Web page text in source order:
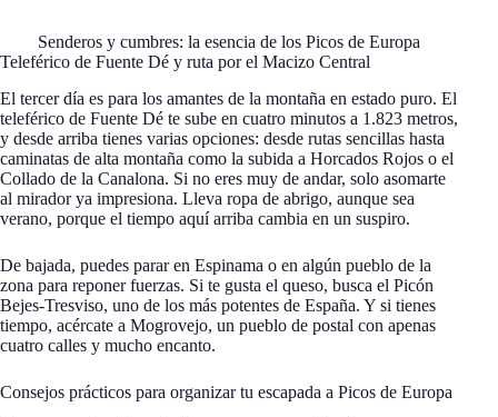
Senderos y cumbres: la esencia de los Picos de Europa
Teleférico de Fuente Dé y ruta por el Macizo Central
El tercer día es para los amantes de la montaña en estado puro. El
teleférico de Fuente Dé te sube en cuatro minutos a 1.823 metros,
y desde arriba tienes varias opciones: desde rutas sencillas hasta
caminatas de alta montaña como la subida a Horcados Rojos o el
Collado de la Canalona. Si no eres muy de andar, solo asomarte
al mirador ya impresiona. Lleva ropa de abrigo, aunque sea
verano, porque el tiempo aquí arriba cambia en un suspiro.
De bajada, puedes parar en Espinama o en algún pueblo de la
zona para reponer fuerzas. Si te gusta el queso, busca el Picón
Bejes-Tresviso, uno de los más potentes de España. Y si tienes
tiempo, acércate a Mogrovejo, un pueblo de postal con apenas
cuatro calles y mucho encanto.
Consejos prácticos para organizar tu escapada a Picos de Europa